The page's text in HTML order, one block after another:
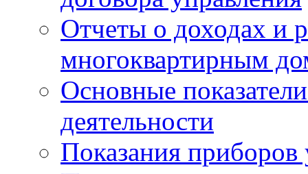
Отчеты о доходах и
многоквартирным
Основные
деятельности
Показания приборов